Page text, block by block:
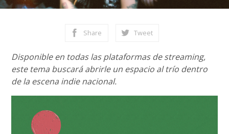
Share Tweet
Disponible en todas las plataformas de streaming,
este tema buscará abrirle un espacio al trío dentro
de la escena indie nacional.